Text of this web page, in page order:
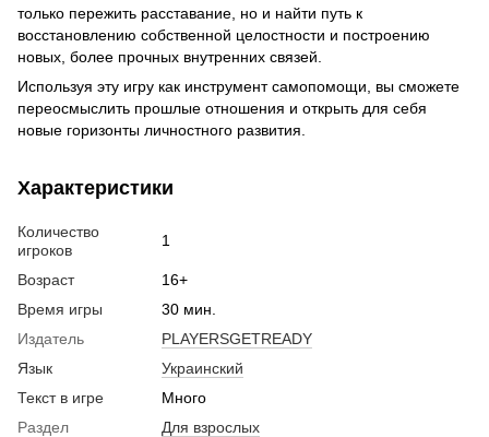
только пережить расставание, но и найти путь к
восстановлению собственной целостности и построению
новых, более прочных внутренних связей.
Используя эту игру как инструмент самопомощи, вы сможете
переосмыслить прошлые отношения и открыть для себя
новые горизонты личностного развития.
Характеристики
Количество
игроков
1
Возраст
16+
Время игры
30 мин.
Издатель
PLAYERSGETREADY
Язык
Украинский
Текст в игре
Много
Раздел
Для взрослых